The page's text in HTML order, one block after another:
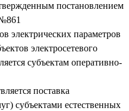
постановлением
электрических параметров
электросетевого
субъектам оперативно-
поставка
субъектами естественных